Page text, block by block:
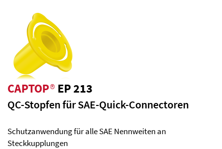
CAPTOP®EP 213
QC-Stopfen für SAE-Quick-Connectoren
Schutzanwendung für alle SAE Nennweiten an
Steckkupplungen